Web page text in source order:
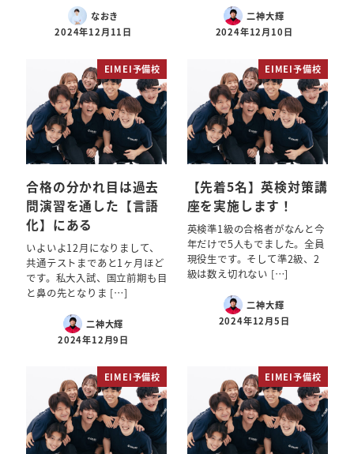
なおき
2024年12月11日
二神大輝
2024年12月10日
EIMEI予備校
合格の分かれ目は過去
問演習を通した【言語
化】にある
いよいよ12月になりまして、
共通テストまであと1ヶ月ほど
です。私大入試、国立前期も目
と鼻の先となりま […]
二神大輝
2024年12月9日
EIMEI予備校
【先着5名】英検対策講
座を実施します！
英検準1級の合格者がなんと今
年だけで5人もでました。全員
現役生です。そして準2級、2
級は数え切れない […]
二神大輝
2024年12月5日
EIMEI予備校 EIMEI予備校